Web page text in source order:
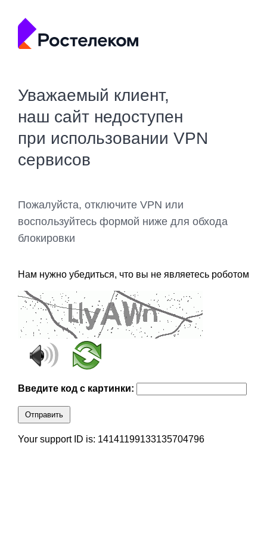
Уважаемый клиент,
наш сайт недоступен
при использовании VPN
сервисов
Пожалуйста, отключите VPN или
воспользуйтесь формой ниже для обхода
блокировки
Нам нужно убедиться, что вы не являетесь роботом
Введите код с картинки:
Отправить
Your support ID is: 14141199133135704796